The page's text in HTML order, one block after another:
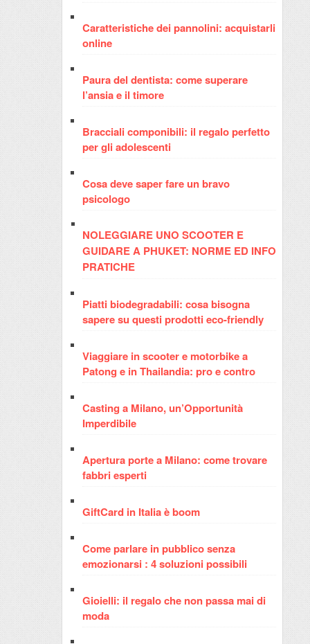
Caratteristiche dei pannolini: acquistarli
online
Paura del dentista: come superare
l’ansia e il timore
Bracciali componibili: il regalo perfetto
per gli adolescenti
Cosa deve saper fare un bravo
psicologo
NOLEGGIARE UNO SCOOTER E
GUIDARE A PHUKET: NORME ED INFO
PRATICHE
Piatti biodegradabili: cosa bisogna
sapere su questi prodotti eco-friendly
Viaggiare in scooter e motorbike a
Patong e in Thailandia: pro e contro
Casting a Milano, un’Opportunità
Imperdibile
Apertura porte a Milano: come trovare
fabbri esperti
GiftCard in Italia è boom
Come parlare in pubblico senza
emozionarsi : 4 soluzioni possibili
Gioielli: il regalo che non passa mai di
moda